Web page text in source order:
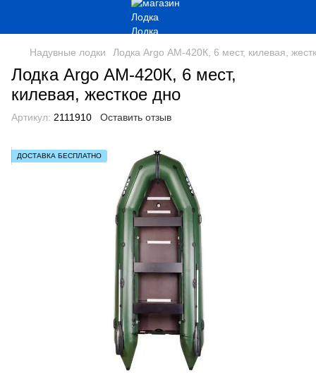
Надувные лодки Лодка Argo АМ-420К, 6 мест, килевая,
Лодка Argo АМ-420К, 6 мест,
килевая, жесткое дно
Артикул: 2111910 Оставить отзыв
ДОСТАВКА БЕСПЛАТНО